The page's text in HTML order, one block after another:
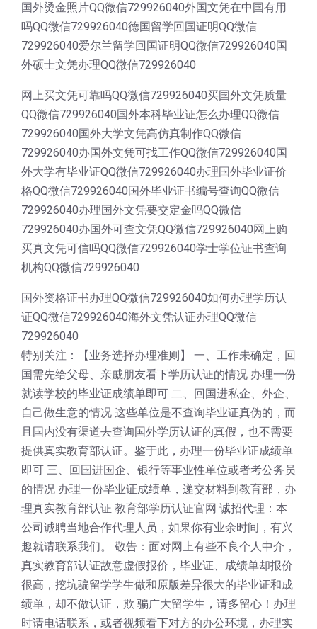
国外烫金照片QQ微信729926040外国文凭在中国有用
吗QQ微信729926040德国留学回国证明QQ微信
729926040爱尔兰留学回国证明QQ微信729926040国
外硕士文凭办理QQ微信729926040
网上买文凭可靠吗QQ微信729926040买国外文凭质量
QQ微信729926040国外本科毕业证怎么办理QQ微信
729926040国外大学文凭高仿真制作QQ微信
729926040办国外文凭可找工作QQ微信729926040国
外大学有毕业证QQ微信729926040办理国外毕业证价
格QQ微信729926040国外毕业证书编号查询QQ微信
729926040办理国外文凭要交定金吗QQ微信
729926040办国外可查文凭QQ微信729926040网上购
买真文凭可信吗QQ微信729926040学士学位证书查询
机构QQ微信729926040
国外资格证书办理QQ微信729926040如何办理学历认
证QQ微信729926040海外文凭认证办理QQ微信
729926040
特别关注：【业务选择办理准则】 一、工作未确定，回
国需先给父母、亲戚朋友看下学历认证的情况 办理一份
就读学校的毕业证成绩单即可 二、回国进私企、外企、
自己做生意的情况 这些单位是不查询毕业证真伪的，而
且国内没有渠道去查询国外学历认证的真假，也不需要
提供真实教育部认证。鉴于此，办理一份毕业证成绩单
即可 三、回国进国企、银行等事业性单位或者考公务员
的情况 办理一份毕业证成绩单，递交材料到教育部，办
理真实教育部认证 教育部学历认证官网 诚招代理：本
公司诚聘当地合作代理人员，如果你有业余时间，有兴
趣就请联系我们。 敬告：面对网上有些不良个人中介，
真实教育部认证故意虚假报价，毕业证、成绩单却报价
很高，挖坑骗留学学生做和原版差异很大的毕业证和成
绩单，却不做认证，欺 骗广大留学生，请多留心！办理
时请电话联系，或者视频看下对方的办公环境，办理实